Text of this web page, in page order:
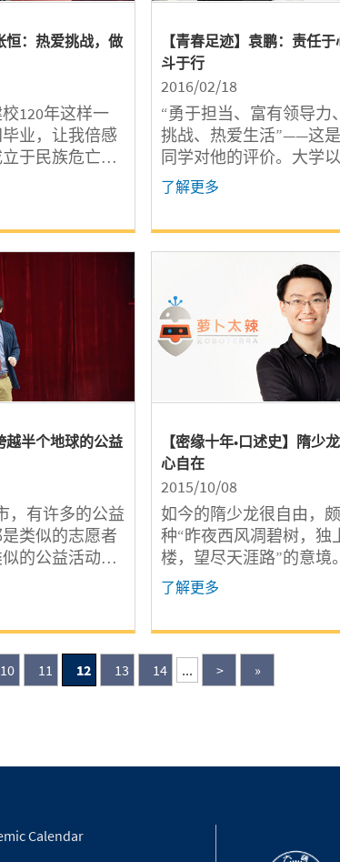
恒：热爱挑战，做
120年这样一
业，让我倍感
于民族危亡，
在这风雨飘
120年里，世
。在这里，无
用自己的家国
，发出了时代
他们的感恩之
生命赞歌。
【青春足迹】袁鹏：责任于
斗于行
2016/02/18
“勇于担当、富有领导力
挑战、热爱生活”——这
同学对他的评价。大学
袁鹏以自己的责任心和使
一直充当着学生的服务者
了解更多
越半个地球的公益
，有许多的公益
类似的志愿者
的公益活动，
为什么我还要
？因为我觉得
Hsiao（图中
【密缘十年•口述史】隋少
心自在
2015/10/08
如今的隋少龙很自由，
种“昨夜西风凋碧树，独
楼，望尽天涯路”的意境
注本质，胜过表象。回望
07年进入密院后一路走来
密院的初成、密院的不确
性。别人眼中的cons（弊
了解更多
10 11 12 13 14 ... > »
Calendar